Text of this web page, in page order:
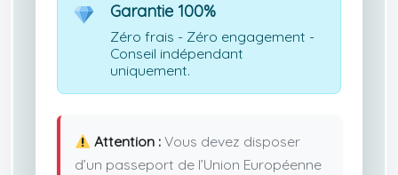
Garantie 100%
Zéro frais - Zéro engagement -
Conseil indépendant
uniquement.
Attention :Vous devez disposer
d’un passeport de l’Union Européenne